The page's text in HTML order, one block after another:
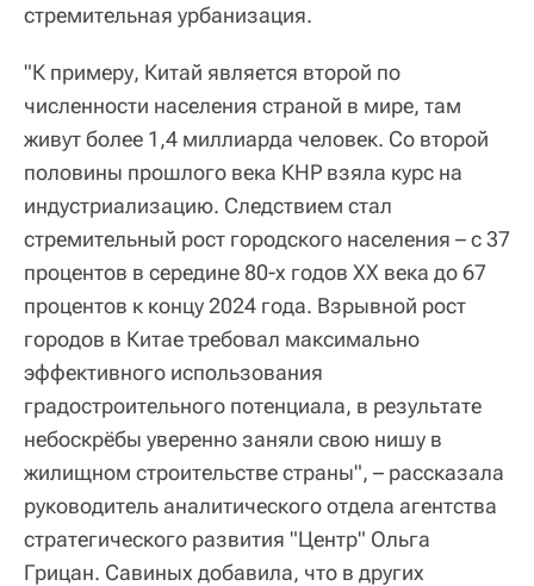
стремительная урбанизация.
"К примеру, Китай является второй по
численности населения страной в мире, там
живут более 1,4 миллиарда человек. Со второй
половины прошлого века КНР взяла курс на
индустриализацию. Следствием стал
стремительный рост городского населения – с 37
процентов в середине 80-х годов XX века до 67
процентов к концу 2024 года. Взрывной рост
городов в Китае требовал максимально
эффективного использования
градостроительного потенциала, в результате
небоскрёбы уверенно заняли свою нишу в
жилищном строительстве страны", – рассказала
руководитель аналитического отдела агентства
стратегического развития "Центр" Ольга
Грицан. Савиных добавила, что в других